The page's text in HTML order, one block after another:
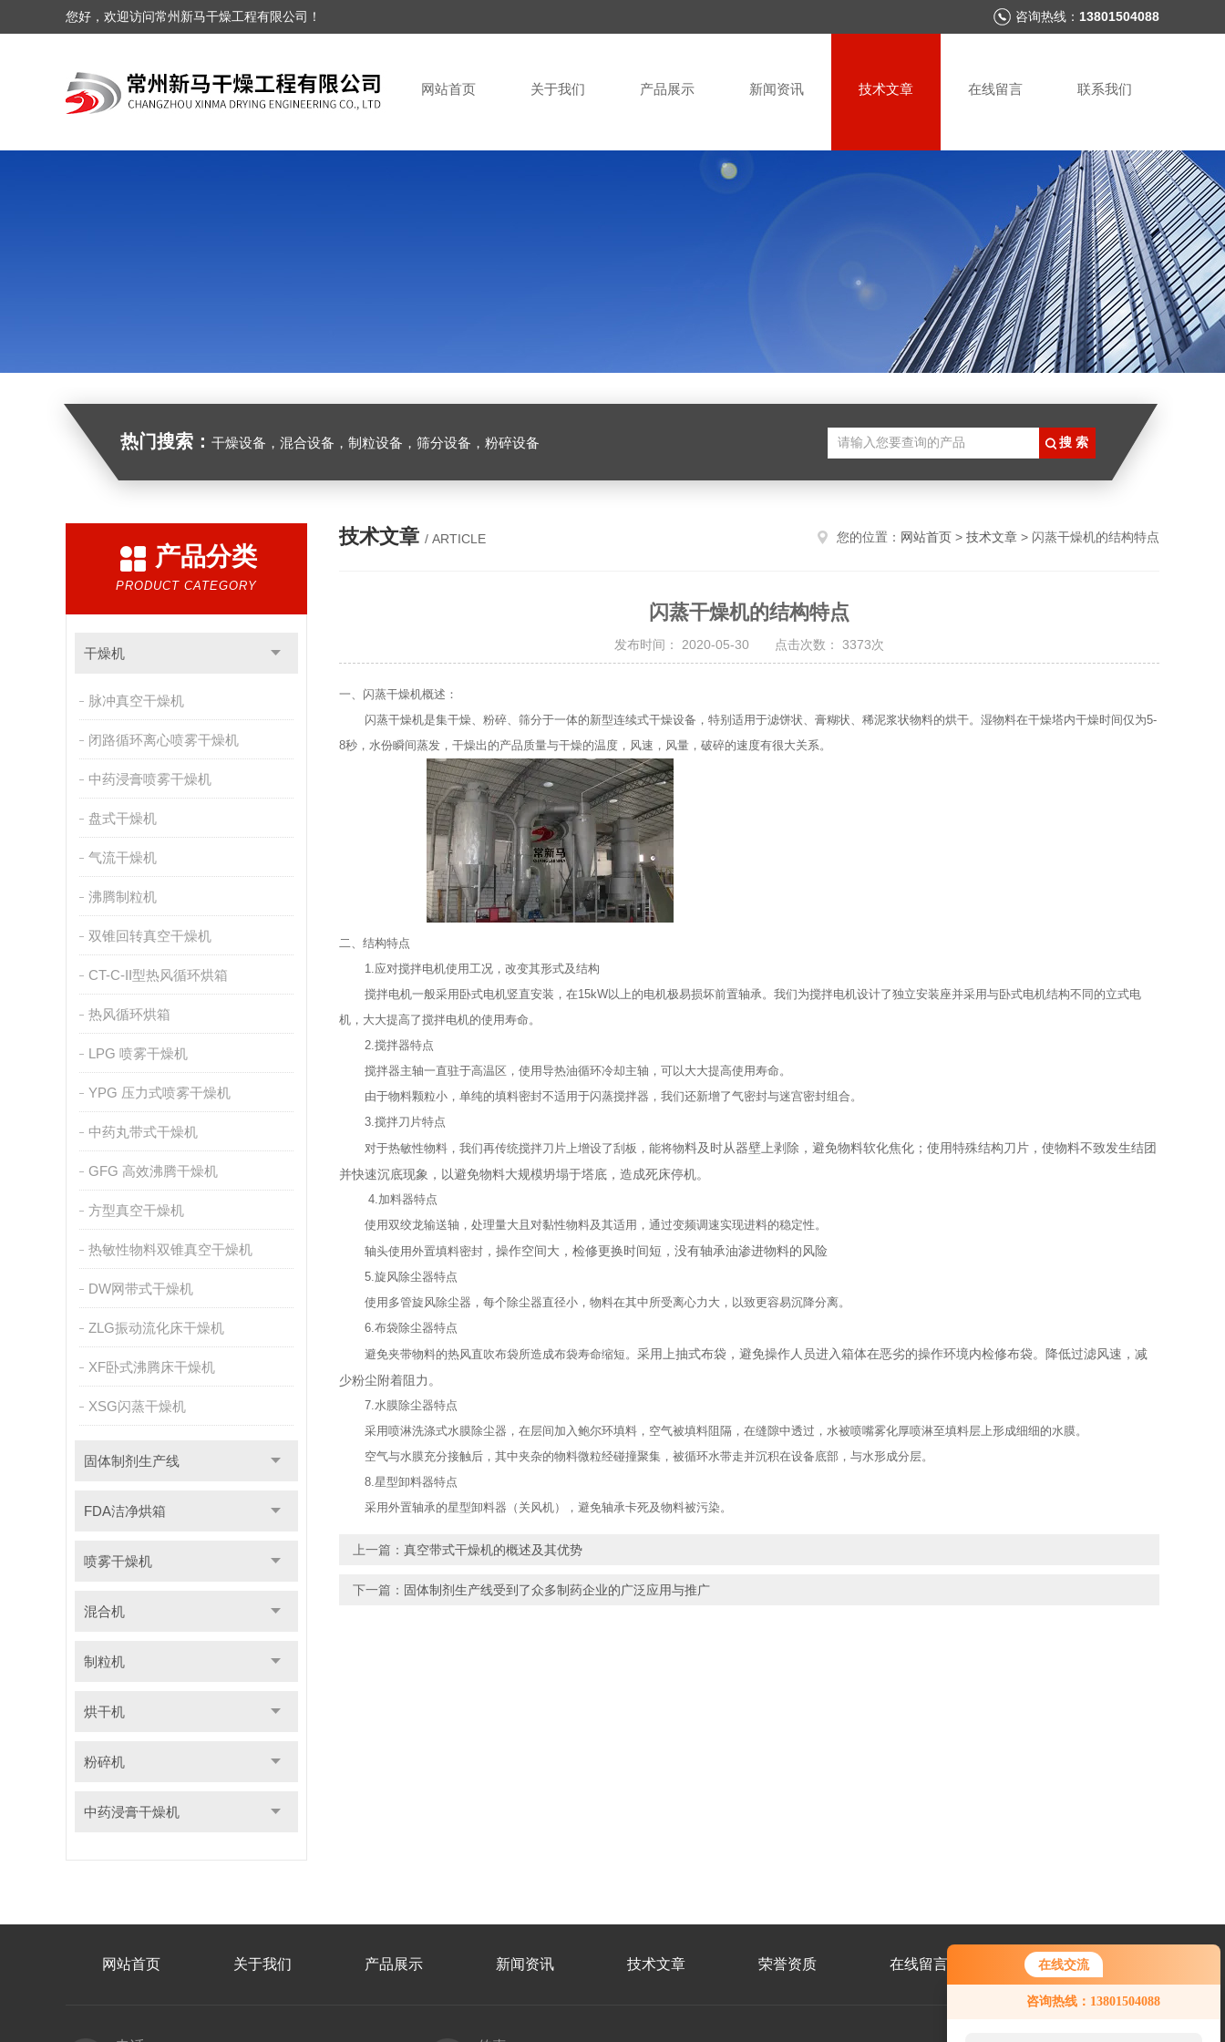
在线交流
咨询热线：13801504088
您好，欢迎访问常州新马干燥工程有限公司！ 咨询热线： 13801504088
网站首页 关于我们 产品展示 新闻资讯 技术文章 在线留言 联系我们
热门搜索： 干燥设备，混合设备，制粒设备，筛分设备，粉碎设备
产品分类
PRODUCT CATEGORY
干燥机
脉冲真空干燥机
闭路循环离心喷雾干燥机
中药浸膏喷雾干燥机
盘式干燥机
气流干燥机
沸腾制粒机
双锥回转真空干燥机
CT-C-II型热风循环烘箱
热风循环烘箱
LPG 喷雾干燥机
YPG 压力式喷雾干燥机
中药丸带式干燥机
GFG 高效沸腾干燥机
方型真空干燥机
热敏性物料双锥真空干燥机
DW网带式干燥机
ZLG振动流化床干燥机
XF卧式沸腾床干燥机
XSG闪蒸干燥机
固体制剂生产线
FDA洁净烘箱
喷雾干燥机
混合机
制粒机
烘干机
粉碎机
中药浸膏干燥机
技术文章 / ARTICLE 您的位置： 网站首页 > 技术文章 > 闪蒸干燥机的结构特点
闪蒸干燥机的结构特点
发布时间： 2020-05-30 点击次数： 3373次
一、闪蒸干燥机概述：
闪蒸干燥机是集干燥、粉碎、筛分于一体的新型连续式干燥设备，特别适用于滤饼状、膏糊状、稀泥浆状物料的烘干。湿物料在干燥塔内干燥时间仅为5-
8秒，水份瞬间蒸发，干燥出的产品质量与干燥的温度，风速，风量，破碎的速度有很大关系。
二、结构特点
1.应对搅拌电机使用工况，改变其形式及结构
搅拌电机一般采用卧式电机竖直安装，在15kW以上的电机极易损坏前置轴承。我们为搅拌电机设计了独立安装座并采用与卧式电机结构不同的立式电
机，大大提高了搅拌电机的使用寿命。
2.搅拌器特点
搅拌器主轴一直驻于高温区，使用导热油循环冷却主轴，可以大大提高使用寿命。
由于物料颗粒小，单纯的填料密封不适用于闪蒸搅拌器，我们还新增了气密封与迷宫密封组合。
3.搅拌刀片特点
对于热敏性物料，我们再传统搅拌刀片上增设了刮板，能将物料及时从器壁上剥除，避免物料软化焦化；使用特殊结构刀片，使物料不致发生结团
并快速沉底现象，以避免物料大规模坍塌于塔底，造成死床停机。
4.加料器特点
使用双绞龙输送轴，处理量大且对黏性物料及其适用，通过变频调速实现进料的稳定性。
轴头使用外置填料密封 ，操作空间大，检修更换时间短，没有轴承油渗进物料的风险
5.旋风除尘器特点
使用多管旋风除尘器，每个除尘器直径小，物料在其中所受离心力大，以致更容易沉降分离。
6.布袋除尘器特点
避免夹带物料的热风直吹布袋所造成布袋寿命缩短。 采用上抽式布袋，避免操作人员进入箱体在恶劣的操作环境内检修布袋。降低过滤风速，减
少粉尘附着阻力。
7.水膜除尘器特点
采用喷淋洗涤式水膜除尘器，在层间加入鲍尔环填料，空气被填料阻隔，在缝隙中透过，水被喷嘴雾化厚喷淋至填料层上形成细细的水膜。
空气与水膜充分接触后，其中夹杂的物料微粒经碰撞聚集，被循环水带走并沉积在设备底部，与水形成分层。
8.星型卸料器特点
采用外置轴承的星型卸料器（关风机），避免轴承卡死及物料被污染。
上一篇： 真空带式干燥机的概述及其优势
下一篇： 固体制剂生产线受到了众多制药企业的广泛应用与推广
网站首页 关于我们 产品展示 新闻资讯 技术文章 荣誉资质 在线留言 联系我们